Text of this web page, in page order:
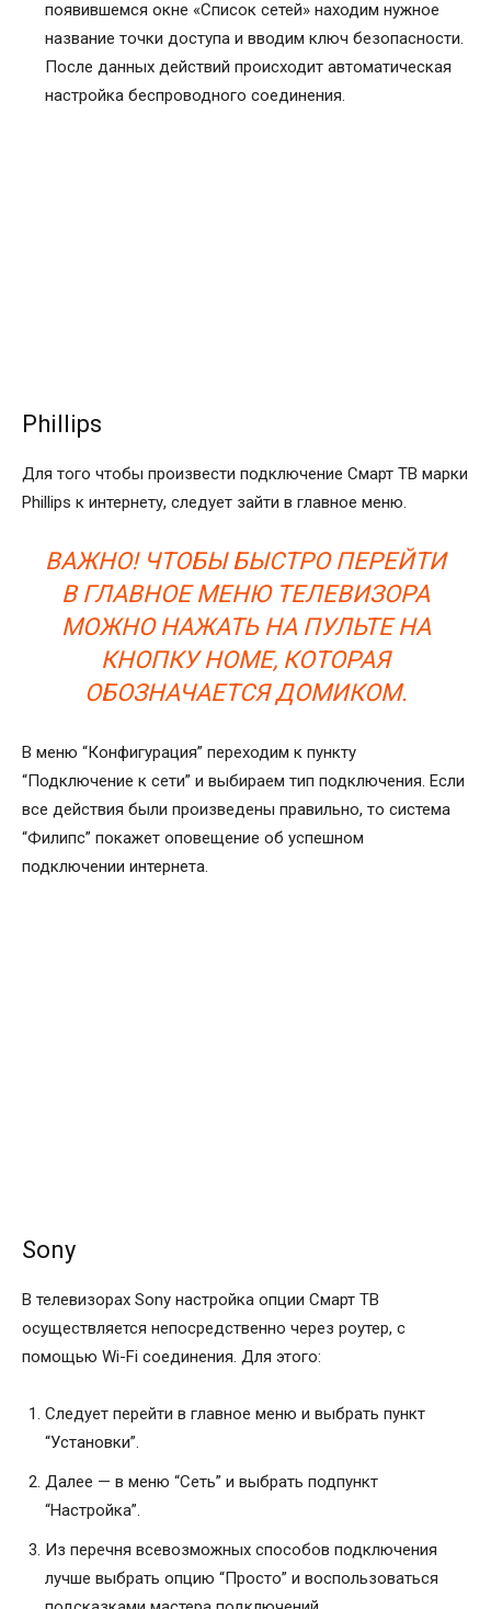
появившемся окне «Список сетей» находим нужное
название точки доступа и вводим ключ безопасности.
После данных действий происходит автоматическая
настройка беспроводного соединения.
Phillips
Для того чтобы произвести подключение Смарт ТВ марки
Phillips к интернету, следует зайти в главное меню.
ВАЖНО! ЧТОБЫ БЫСТРО ПЕРЕЙТИ
В ГЛАВНОЕ МЕНЮ ТЕЛЕВИЗОРА
МОЖНО НАЖАТЬ НА ПУЛЬТЕ НА
КНОПКУ HOME, КОТОРАЯ
ОБОЗНАЧАЕТСЯ ДОМИКОМ.
В меню “Конфигурация” переходим к пункту
“Подключение к сети” и выбираем тип подключения. Если
все действия были произведены правильно, то система
“Филипс” покажет оповещение об успешном
подключении интернета.
Sony
В телевизорах Sony настройка опции Смарт ТВ
осуществляется непосредственно через роутер, с
помощью Wi-Fi соединения. Для этого:
Следует перейти в главное меню и выбрать пункт
“Установки”.
Далее — в меню “Сеть” и выбрать подпункт
“Настройка”.
Из перечня всевозможных способов подключения
лучше выбрать опцию “Просто” и воспользоваться